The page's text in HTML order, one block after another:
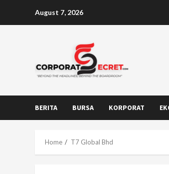
August 7, 2026
BERITA BURSA KORPORAT
Home T7 Global Bhd